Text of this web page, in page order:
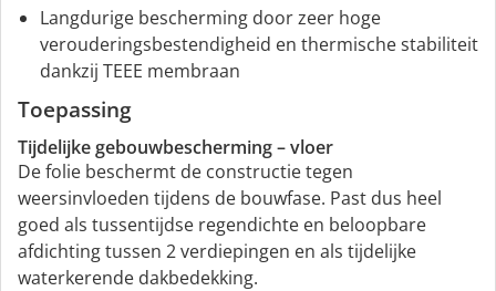
Langdurige bescherming door zeer hoge
verouderingsbestendigheid en thermische stabiliteit
dankzij TEEE membraan
Toepassing
Tijdelijke gebouwbescherming – vloer
De folie beschermt de constructie tegen
weersinvloeden tijdens de bouwfase. Past dus heel
goed als tussentijdse regendichte en beloopbare
afdichting tussen 2 verdiepingen en als tijdelijke
waterkerende dakbedekking.